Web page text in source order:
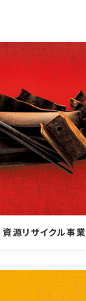
資源リサイクル事業